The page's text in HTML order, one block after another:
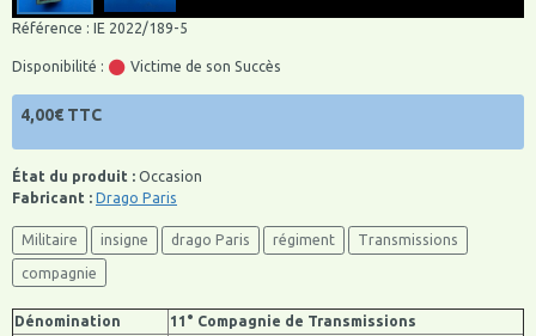
Référence : IE 2022/189-5
Disponibilité : Victime de son Succès
4,00€ TTC
État du produit : Occasion
Fabricant : Drago Paris
Militaire insigne drago Paris régiment Transmissions
compagnie
Dénomination
11° Compagnie de Transmissions